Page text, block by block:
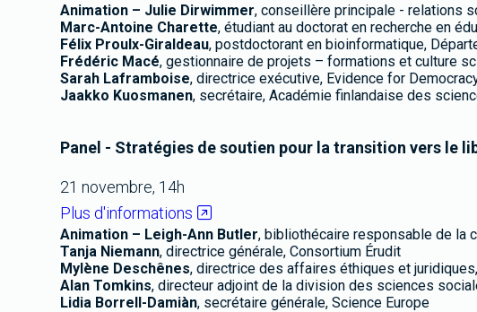
Animation – Julie Dirwimmer, conseillère principale - relations
Marc-Antoine Charette, étudiant au doctorat en recherche en
Félix Proulx-Giraldeau, postdoctorant en bioinformatique,
Frédéric Macé, gestionnaire de projets – formations et culture
Sarah Laframboise, directrice exécutive, Evidence for
Jaakko Kuosmanen, secrétaire, Académie finlandaise des
Panel - Stratégies de soutien pour la transition vers le
21 novembre, 14h
Plus d'informations
Animation – Leigh-Ann Butler, bibliothécaire responsable de la
Tanja Niemann, directrice générale, Consortium Érudit
Mylène Deschênes, directrice des affaires éthiques et
Alan Tomkins, directeur adjoint de la division des sciences
Lidia Borrell-Damiàn, secrétaire générale, Science Europe